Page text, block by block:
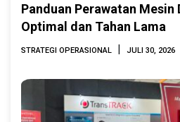
Panduan Perawatan Mesin
Optimal dan Tahan Lama
STRATEGI OPERASIONAL | JULI 30, 2026